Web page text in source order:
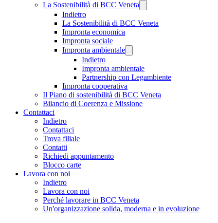
La Sostenibilità di BCC Veneta
Indietro
La Sostenibilità di BCC Veneta
Impronta economica
Impronta sociale
Impronta ambientale
Indietro
Impronta ambientale
Partnership con Legambiente
Impronta cooperativa
Il Piano di sostenibilità di BCC Veneta
Bilancio di Coerenza e Missione
Contattaci
Indietro
Contattaci
Trova filiale
Contatti
Richiedi appuntamento
Blocco carte
Lavora con noi
Indietro
Lavora con noi
Perché lavorare in BCC Veneta
Un'organizzazione solida, moderna e in evoluzione